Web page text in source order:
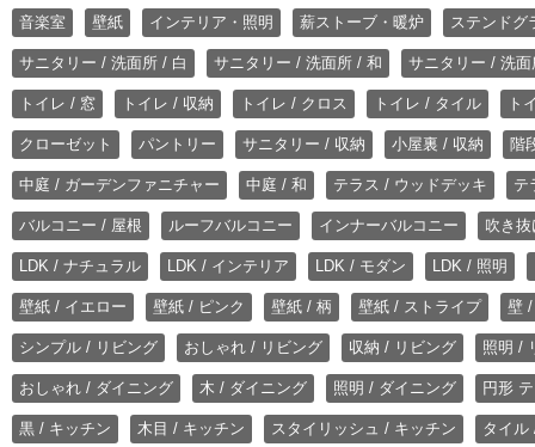
音楽室 壁紙 インテリア・照明 薪ストーブ・暖炉 ステンドグ
サニタリー / 洗面所 / 白 サニタリー / 洗面所 / 和 サニタリー / 洗
トイレ / 窓 トイレ / 収納 トイレ / クロス トイレ / タイル ト
クローゼット パントリー サニタリー / 収納 小屋裏 / 収納 階
中庭 / ガーデンファニチャー 中庭 / 和 テラス / ウッドデッキ テ
バルコニー / 屋根 ルーフバルコニー インナーバルコニー 吹き
LDK / ナチュラル LDK / インテリア LDK / モダン LDK / 照明
壁紙 / イエロー 壁紙 / ピンク 壁紙 / 柄 壁紙 / ストライプ 壁
シンプル / リビング おしゃれ / リビング 収納 / リビング 照明 /
おしゃれ / ダイニング 木 / ダイニング 照明 / ダイニング 円形
黒 / キッチン 木目 / キッチン スタイリッシュ / キッチン タイル